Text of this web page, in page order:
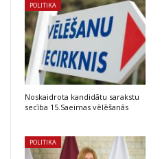
POLITIKA
Noskaidrota kandidātu sarakstu
secība 15.Saeimas vēlēšanās
POLITIKA